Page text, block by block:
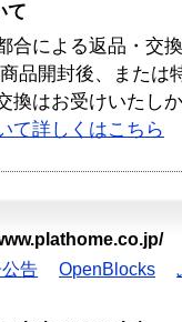
て
合による返品・交
品開封後、または
換はお受けいたし
て詳しくはこちら
告 OpenBlocks